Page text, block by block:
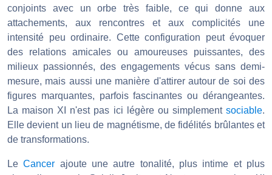
conjoints avec un orbe très faible, ce qui donne aux
attachements, aux rencontres et aux complicités une
intensité peu ordinaire. Cette configuration peut évoquer
des relations amicales ou amoureuses puissantes, des
milieux passionnés, des engagements vécus sans demi-
mesure, mais aussi une manière d'attirer autour de soi des
figures marquantes, parfois fascinantes ou dérangeantes.
La maison XI n'est pas ici légère ou simplement sociable.
Elle devient un lieu de magnétisme, de fidélités brûlantes et
de transformations.
LeCancer ajoute une autre tonalité, plus intime et plus